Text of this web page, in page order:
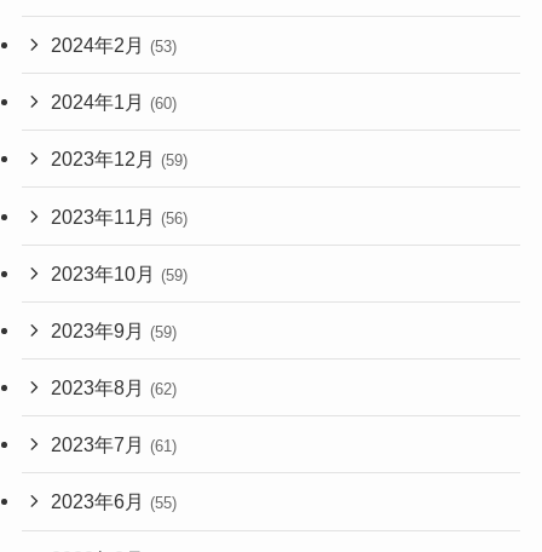
2024年2月 (53)
2024年1月 (60)
2023年12月 (59)
2023年11月 (56)
2023年10月 (59)
2023年9月 (59)
2023年8月 (62)
2023年7月 (61)
2023年6月 (55)